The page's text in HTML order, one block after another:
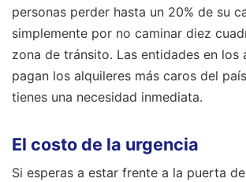
personas perder hasta un 20% de su
simplemente por no caminar diez
zona de tránsito. Las entidades en los
pagan los alquileres más caros del
tienes una necesidad inmediata.
El costo de la urgencia
Si esperas a estar frente a la puerta